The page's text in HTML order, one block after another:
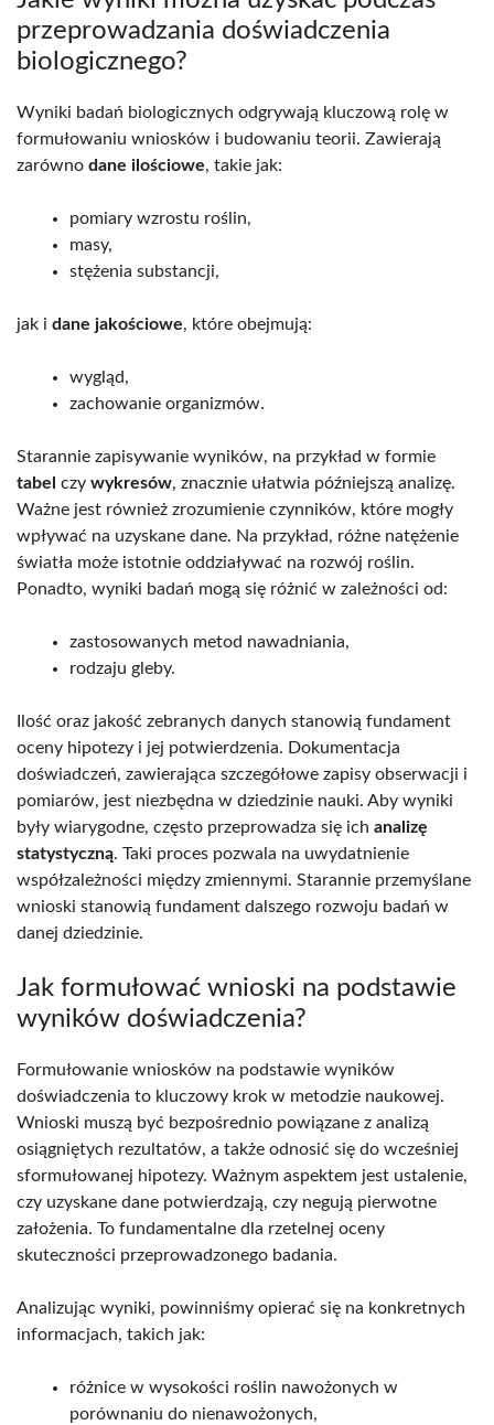
przeprowadzania doświadczenia
biologicznego?
Wyniki badań biologicznych odgrywają kluczową rolę w
formułowaniu wniosków i budowaniu teorii. Zawierają
zarówno dane ilościowe, takie jak:
pomiary wzrostu roślin,
masy,
stężenia substancji,
jak i dane jakościowe, które obejmują:
wygląd,
zachowanie organizmów.
Starannie zapisywanie wyników, na przykład w formie
tabel czy wykresów, znacznie ułatwia późniejszą analizę.
Ważne jest również zrozumienie czynników, które mogły
wpływać na uzyskane dane. Na przykład, różne natężenie
światła może istotnie oddziaływać na rozwój roślin.
Ponadto, wyniki badań mogą się różnić w zależności od:
zastosowanych metod nawadniania,
rodzaju gleby.
Ilość oraz jakość zebranych danych stanowią fundament
oceny hipotezy i jej potwierdzenia. Dokumentacja
doświadczeń, zawierająca szczegółowe zapisy obserwacji i
pomiarów, jest niezbędna w dziedzinie nauki. Aby wyniki
były wiarygodne, często przeprowadza się ich analizę
statystyczną. Taki proces pozwala na uwydatnienie
współzależności między zmiennymi. Starannie przemyślane
wnioski stanowią fundament dalszego rozwoju badań w
danej dziedzinie.
Jak formułować wnioski na podstawie
wyników doświadczenia?
Formułowanie wniosków na podstawie wyników
doświadczenia to kluczowy krok w metodzie naukowej.
Wnioski muszą być bezpośrednio powiązane z analizą
osiągniętych rezultatów, a także odnosić się do wcześniej
sformułowanej hipotezy. Ważnym aspektem jest ustalenie,
czy uzyskane dane potwierdzają, czy negują pierwotne
założenia. To fundamentalne dla rzetelnej oceny
skuteczności przeprowadzonego badania.
Analizując wyniki, powinniśmy opierać się na konkretnych
informacjach, takich jak:
różnice w wysokości roślin nawożonych w
porównaniu do nienawożonych,